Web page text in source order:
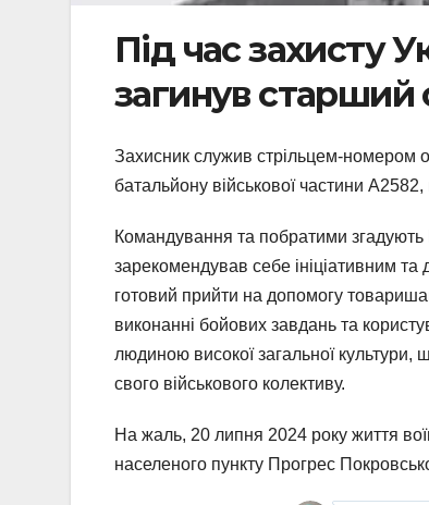
Під час захисту
загинув
Захисник служив стрільцем-номером
батальйону військової частини
Командування та побратими
зарекомендував себе ініціативним
готовий прийти на допомогу
виконанні бойових завдань та
людиною високої загальної
свого військового колективу.
На жаль, 20 липня 2024 року життя
населеного пункту Прогрес